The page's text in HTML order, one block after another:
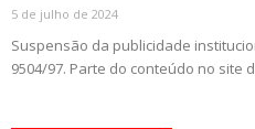
5 de julho de 2024
Suspensão da publicidade
9504/97. Parte do conteúdo no site